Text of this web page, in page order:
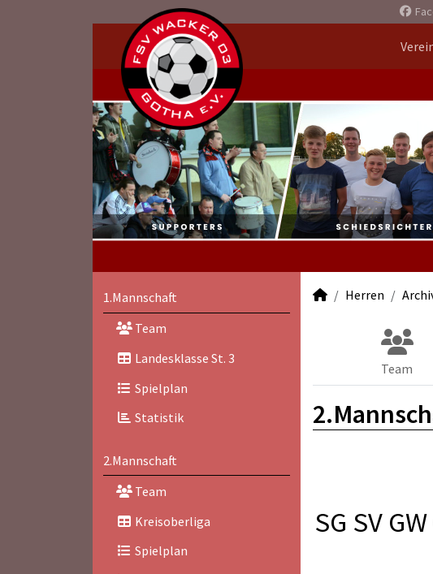
1.Mannschaft
Team
Landesklasse St. 3
Spielplan
Statistik
2.Mannschaft
Team
Kreisoberliga
Spielplan
Herren
Team
SG SV